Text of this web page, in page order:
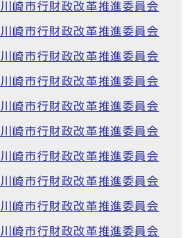
崎市行財政改革推進委員会
崎市行財政改革推進委員会
崎市行財政改革推進委員会
崎市行財政改革推進委員会
崎市行財政改革推進委員会
崎市行財政改革推進委員会
崎市行財政改革推進委員会
崎市行財政改革推進委員会
崎市行財政改革推進委員会
崎市行財政改革推進委員会